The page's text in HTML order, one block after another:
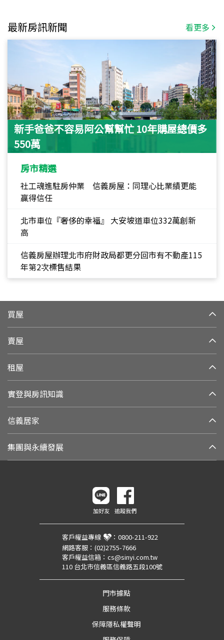
最新房訊新聞 看更多
新手爸爸不容易阿公幫幫忙 10年購屋總價多
550萬
房市精選
社工魂進駐房仲業 信義房屋：同理心比業績更能
贏得信任
北市車位『奢侈的幸福』 大安坡道車位332萬創新
高
信義房屋辦理北市府財政局都更分回市有不動產115
年第2次標售結果
買屋
賣屋
租屋
實登與房訊知識
信義居家
集團與永續發展
加好友 追蹤我們
客戶權益專線 ： 0800-211-922
網路客服： (02)2755-7666
客戶權益信箱： cs@sinyi.com.tw
110 台北市信義區信義路五段100號
門市據點
服務條款
保障隱私權聲明